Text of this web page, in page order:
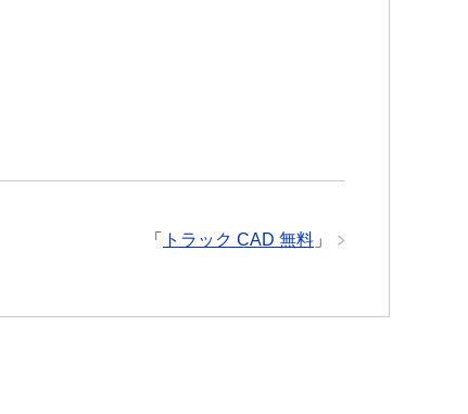
「 トラック CAD 無料 」